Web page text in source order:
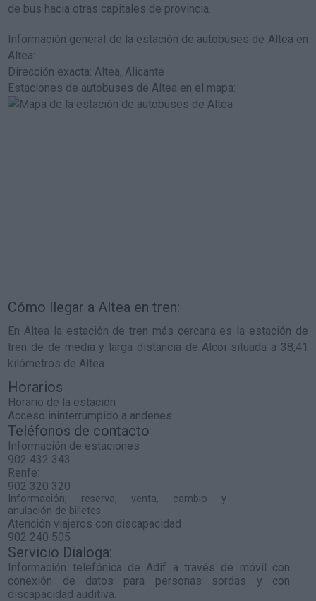
de bus hacia otras capitales de provincia.
Información general de la estación de autobuses de Altea en
Altea:
Dirección exacta: Altea, Alicante
Estaciones de autobuses de Altea en el mapa:
Cómo llegar a Altea en tren:
En Altea la estación de tren más cercana es la estación de
tren de de media y larga distancia de Alcoi situada a 38,41
kilómetros de Altea.
Horarios
Horario de la estación
Acceso ininterrumpido a andenes
Teléfonos de contacto
Información de estaciones
902 432 343
Renfe:
902 320 320
Información, reserva, venta, cambio y
anulación de billetes
Atención viajeros con discapacidad
902 240 505
Servicio Dialoga:
Información telefónica de Adif a través de móvil con
conexión de datos para personas sordas y con
discapacidad auditiva.